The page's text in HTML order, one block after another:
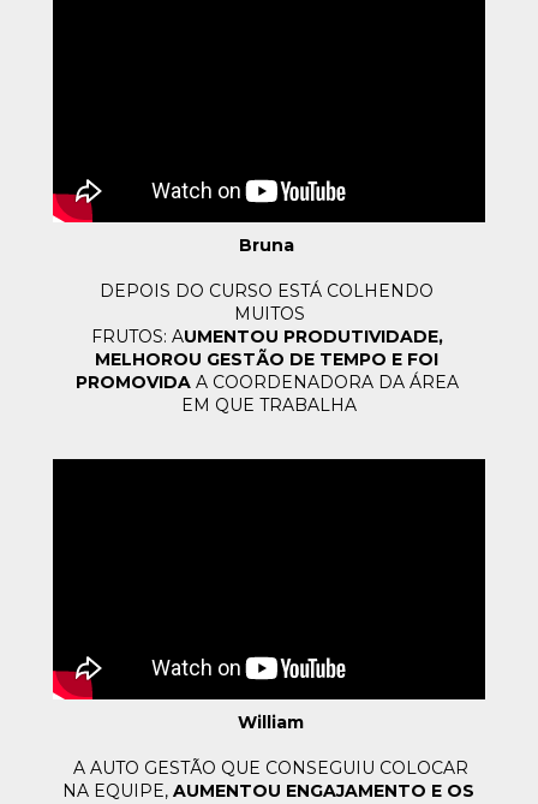
Bruna
DEPOIS DO CURSO ESTÁ COLHENDO
MUITOS
FRUTOS: AUMENTOU PRODUTIVIDADE,
MELHOROU GESTÃO DE TEMPO E FOI
PROMOVIDA A COORDENADORA DA ÁREA
EM QUE TRABALHA
William
A AUTO GESTÃO QUE CONSEGUIU COLOCAR
NA EQUIPE, AUMENTOU ENGAJAMENTO E OS